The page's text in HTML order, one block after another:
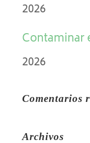
2026
Contaminar
2026
Comentarios
Archivos